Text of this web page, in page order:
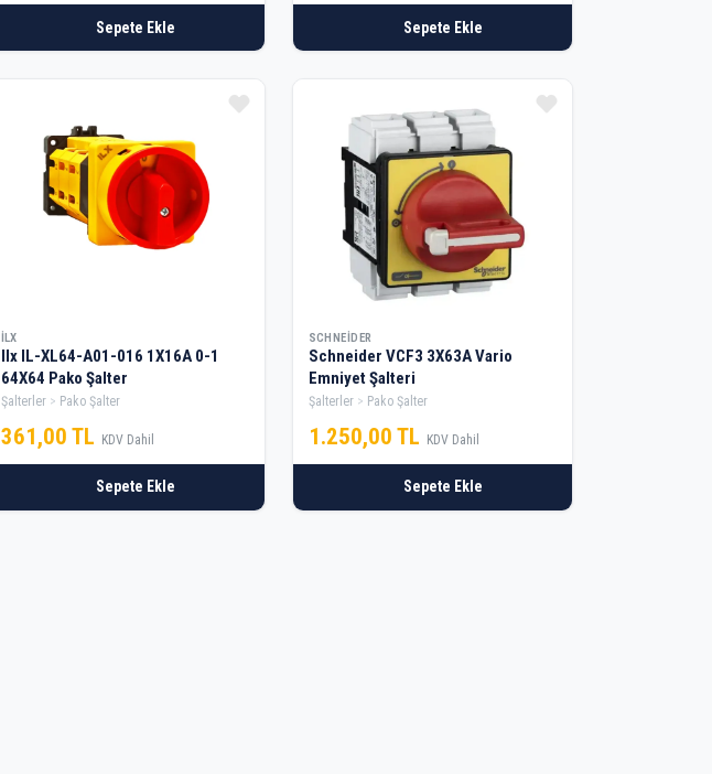
Sepete Ekle Sepete Ekle
İLX
Ilx IL-XL64-A01-016 1X16A 0-1
64X64 Pako Şalter
Şalterler Pako Şalter
361,00 TL KDV Dahil
Sepete Ekle
SCHNEIDER
Schneider VCF3 3X63A Vario
Emniyet Şalteri
Şalterler Pako Şalter
1.250,00 TL KDV Dahil
Sepete Ekle